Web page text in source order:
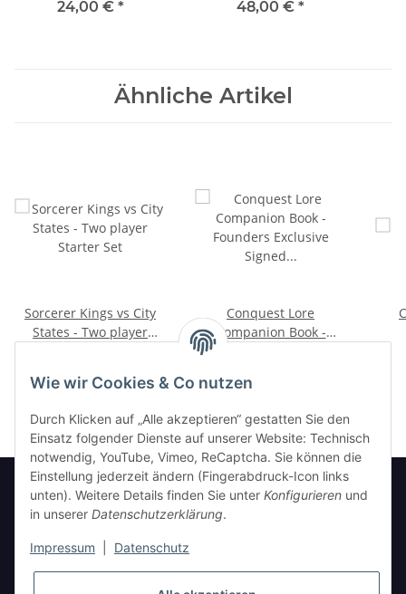
- 24 per pack
24,00 € *
48,00 € *
Ähnliche Artikel
Sorcerer Kings vs City
States - Two player
Conquest Lore
Companion Book -
Founder's Exclusive
Informationen
Gesetzliche Informationen
Wie wir Cookies & Co nutzen
Durch Klicken auf „Alle akzeptieren“ gestatten Sie den
Einsatz folgender Dienste auf unserer Website: Technisch
notwendig, YouTube, Vimeo, ReCaptcha. Sie können die
Einstellung jederzeit ändern (Fingerabdruck-Icon links
unten). Weitere Details finden Sie unter Konfigurieren und
in unserer Datenschutzerklärung.
Impressum Datenschutz